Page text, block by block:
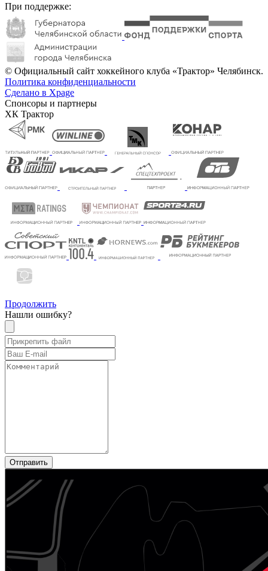
При поддержке:
© Официальный сайт хоккейного клуба «Трактор» Челябинск.
Политика конфиденциальности
Сделано в Xpage
Спонсоры и партнеры
ХК Трактор
Продолжить
Нашли ошибку?